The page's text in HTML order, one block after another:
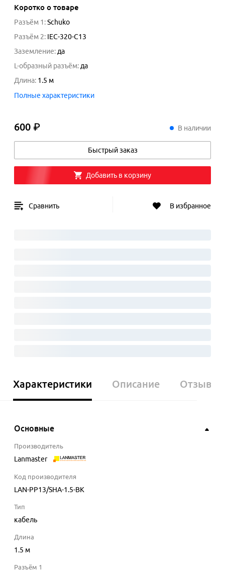
Коротко о товаре
Разъём 1 :Schuko
Разъём 2: IEC-320-C13
Заземление: да
L-образный разъём: да
Длина: 1.5 м
Полные характеристики
600 ₽600 ₽ В наличии
Быстрый заказ
Добавить в корзину
Сравнить В избранное
Характеристики Описание Отзывы
Основные
Производитель
Lanmaster
Код производителя
LAN-PP13/SHA-1.5-BK
Тип
кабель
Длина
1.5 м
Разъём 1